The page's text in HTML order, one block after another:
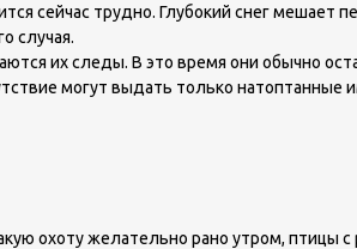
сейчас трудно. Глубокий снег мешает
случая.
их следы. В это время они обычно
могут выдать только натоптанные
охоту желательно рано утром, птицы